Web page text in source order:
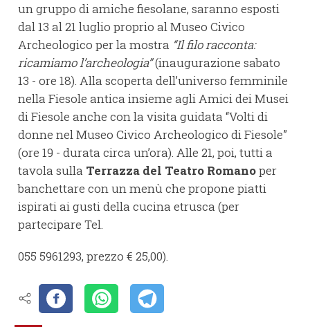
un gruppo di amiche fiesolane, saranno esposti
dal 13 al 21 luglio proprio al Museo Civico
Archeologico per la mostra “Il filo racconta:
ricamiamo l’archeologia”(inaugurazione sabato
13 - ore 18). Alla scoperta dell’universo femminile
nella Fiesole antica insieme agli Amici dei Musei
di Fiesole anche con la visita guidata “Volti di
donne nel Museo Civico Archeologico di Fiesole”
(ore 19 - durata circa un’ora). Alle 21, poi, tutti a
tavola sulla Terrazza del Teatro Romanoper
banchettare con un menù che propone piatti
ispirati ai gusti della cucina etrusca (per
partecipare Tel.
055 5961293, prezzo € 25,00).